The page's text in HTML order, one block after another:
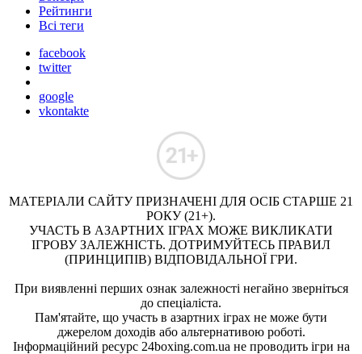
Рейтинги
Всі теги
facebook
twitter
google
vkontakte
МАТЕРІАЛИ САЙТУ ПРИЗНАЧЕНІ ДЛЯ ОСІБ СТАРШЕ 21
РОКУ (21+).
УЧАСТЬ В АЗАРТНИХ ІГРАХ МОЖЕ ВИКЛИКАТИ
ІГРОВУ ЗАЛЕЖНІСТЬ. ДОТРИМУЙТЕСЬ ПРАВИЛ
(ПРИНЦИПІВ) ВІДПОВІДАЛЬНОЇ ГРИ.
При виявленні перших ознак залежності негайно зверніться
до спеціаліста.
Пам'ятайте, що участь в азартних іграх не може бути
джерелом доходів або альтернативою роботі.
Інформаційний ресурс 24boxing.com.ua не проводить ігри на